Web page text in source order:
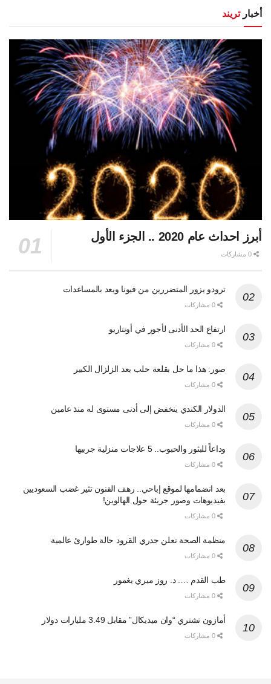
أخبارتريند
أبرز احداث عام 2020 .. الجزء الأول
ترودو يزور المتضررين من فيونا ويعد بالمساعدات
ارتفاع الحد الأدنى لأجور في أونتاريو
صور: هذا ما حل بقلعة حلب بعد الزلزال الكبير
الدولار الكندي ينخفض إلى أدنى مستوى له منذ عامين
وداعاً للبثور والحبوب.. 5 علاجات منزلية جربيها
بعد انضمامها لموقع إباحي.. رهف القنون تثير غضب السعوديين
بفيديوهات وصور جريئة حول الهالوين!
منظمة الصحة تعلن جدري القرود حالة طوارئ عالمية
طب القدم …. د. روز ميري يغمور
أمازون تشتري “وان ميديكال” مقابل 3.49 مليارات دولار